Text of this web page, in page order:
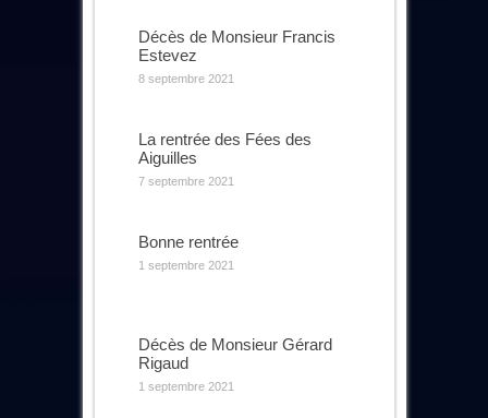
Décès de Monsieur Francis
Estevez
8 septembre 2021
La rentrée des Fées des
Aiguilles
7 septembre 2021
Bonne rentrée
1 septembre 2021
Décès de Monsieur Gérard
Rigaud
1 septembre 2021